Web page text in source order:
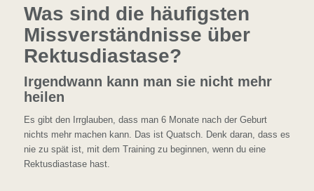
Was sind die häufigsten
Missverständnisse über
Rektusdiastase?
Irgendwann kann man sie nicht mehr
heilen
Es gibt den Irrglauben, dass man 6 Monate nach der Geburt
nichts mehr machen kann. Das ist Quatsch. Denk daran, dass es
nie zu spät ist, mit dem Training zu beginnen, wenn du eine
Rektusdiastase hast.